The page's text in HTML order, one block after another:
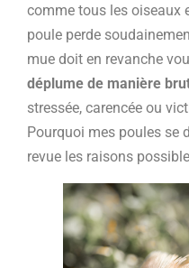
comme tous les oiseaux
poule perde
mue doit en revanche
déplume de manière
stressée, carencée ou
Pourquoi mes poules se
revue les raisons